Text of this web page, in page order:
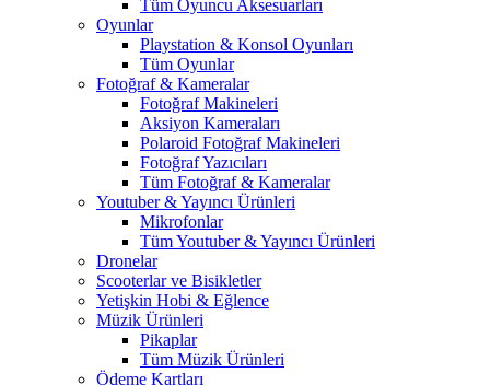
Tüm Oyuncu Aksesuarları
Oyunlar
Playstation & Konsol Oyunları
Tüm Oyunlar
Fotoğraf & Kameralar
Fotoğraf Makineleri
Aksiyon Kameraları
Polaroid Fotoğraf Makineleri
Fotoğraf Yazıcıları
Tüm Fotoğraf & Kameralar
Youtuber & Yayıncı Ürünleri
Mikrofonlar
Tüm Youtuber & Yayıncı Ürünleri
Dronelar
Scooterlar ve Bisikletler
Yetişkin Hobi & Eğlence
Müzik Ürünleri
Pikaplar
Tüm Müzik Ürünleri
Ödeme Kartları